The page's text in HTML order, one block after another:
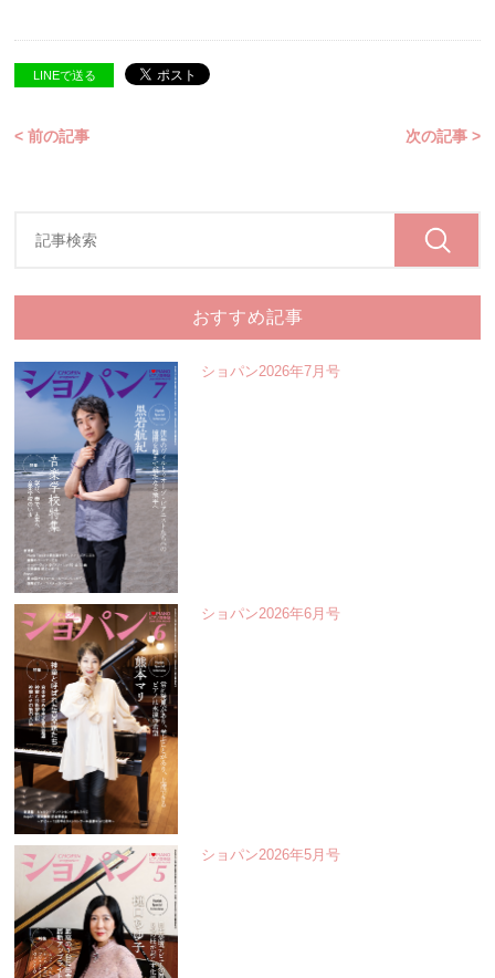
LINEで送る
< 前の記事 次の記事 >
おすすめ記事
ショパン2026年7月号
ショパン2026年6月号
ショパン2026年5月号